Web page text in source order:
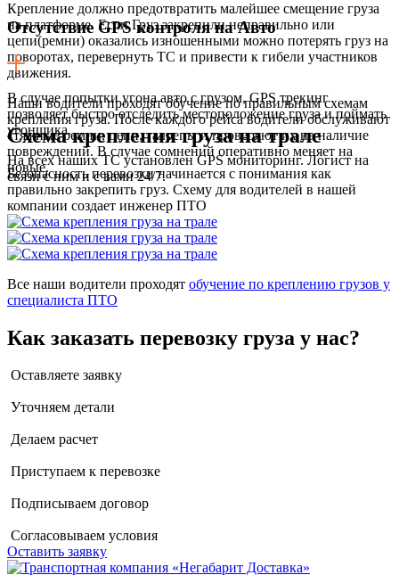
Крепление должно предотвратить малейшее смещение груза
на платформе. Если Груз закрепили неправильно или
цепи(ремни) оказались изношенными можно потерять груз на
поворотах, перевернуть ТС и привести к гибели участников
движения.
Наши водители проходят обучение по правильным схемам
крепления груза. После каждого рейса водители обслуживают
стяжные ремни, цепи, талрепы и проверяют их на наличие
повреждений. В случае сомнений оперативно меняет на
новые.
Отсутствие GPS контроля на Авто
В случае попытки угона авто с грузом, GPS трекинг
позволяет быстро отследить местоположение груза и поймать
угонщика.
На всех наших ТС установлен GPS мониторинг. Логист на
связи с ним и с вами 24/7.
Схема крепления груза на трале
Безопасность перевозки начинается с понимания как
правильно закрепить груз. Схему для водителей в нашей
компании создает инженер ПТО
Все наши водители проходят обучение по креплению грузов у
специалиста ПТО
Как заказать перевозку груза у нас?
Оставляете заявку
Уточняем детали
Делаем расчет
Приступаем к перевозке
Подписываем договор
Согласовываем условия
Оставить заявку